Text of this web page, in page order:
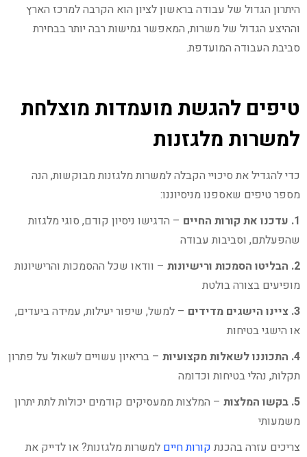
היתרון הגדול של עבודה בראשון לציון הוא הקרבה למרכז הארץ
וההיצע הגדול של משרות, המאפשר גמישות רבה יותר בבחירת
סביבת העבודה המועדפת.
טיפים להגשת מועמדות מוצלחת
למשרות מלגזנות
כדי להגדיל את סיכויי הקבלה למשרות מלגזנות מבוקשות, הנה
מספר טיפים שאספנו מניסיוננו:
1. עדכנו את קורות החיים
– הדגישו ניסיון קודם, סוגי מלגזות
שהפעלתם, וסביבות עבודה
2. הבליטו הסמכות ורישיונות
– וודאו שכל ההסמכות והרישיונות
מופיעים בצורה בולטת
3. ציינו הישגים מדידים
– למשל, שיפור יעילות, עמידה ביעדים,
או הישגי בטיחות
4. התכוננו לשאלות מקצועיות
– בריאיון עשויים לשאול על פתרון
תקלות, נהלי בטיחות וכדומה
5. בקשו המלצות
– המלצות ממעסיקים קודמים יכולות לתת יתרון
משמעותי
צריכים עזרה בהכנת קורות חיים למשרות מלגזנות? או לדייק את